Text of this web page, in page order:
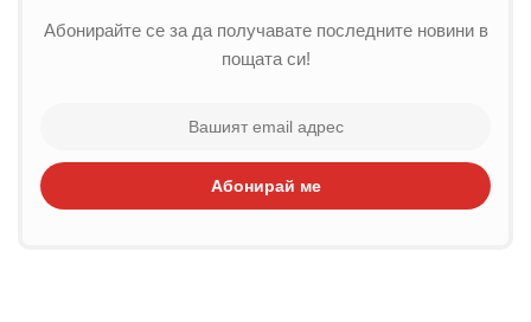
Абонирайте се за да получавате последните новини в
пощата си!
Абонирай ме